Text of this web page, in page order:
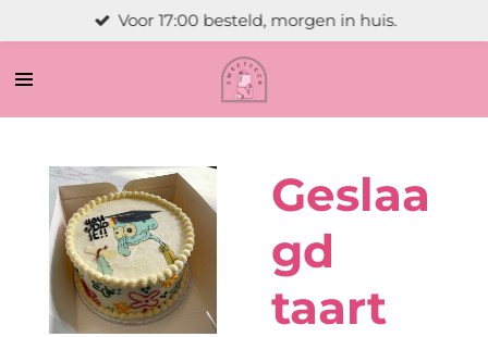
direct
naar
hoofdinhoud
Voor 17:00 besteld, morgen in huis.
Geslaa
gd
taart